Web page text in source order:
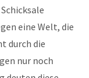
eine Welt, die
durch die
nur noch